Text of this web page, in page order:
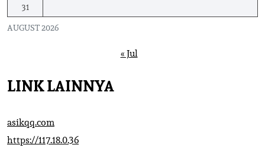
AUGUST 2026
31
« Jul
LINK LAINNYA
asikqq.com
https://117.18.0.36